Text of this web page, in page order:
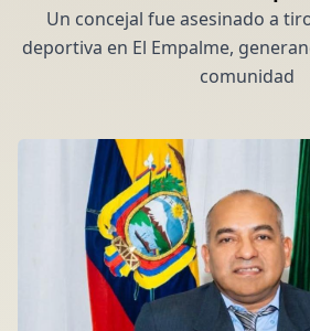
Un concejal fue asesinado a
deportiva en El Empalme,
comunidad